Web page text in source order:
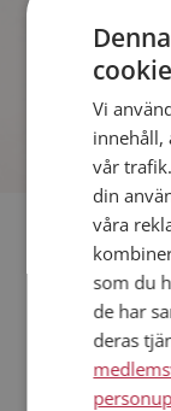
Fler singlar
Fler singelmän
Kvinnor från
Dejta kvinnor i
Dejta män i
Vi
innehåll,
vår
din
våra
som du
de har
deras